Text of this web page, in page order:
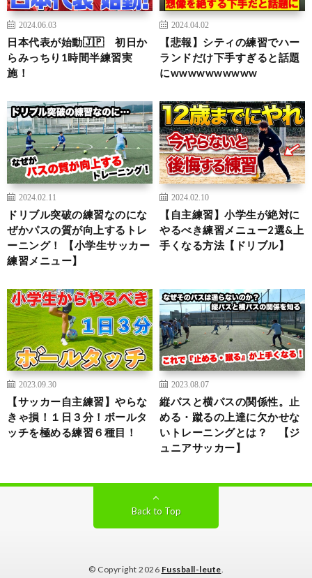
2024.06.03
日本代表が始動🇯🇵 初日か
らみっちり1時間半練習実
施！
2024.04.02
【悲報】シティの練習でハー
ランドだけ下手すぎると話題
にwwwwwwwwww
2024.02.11
ドリブル突破の練習なのにな
ぜかパスの質が向上するトレ
ーニング！ 【小学生サッカー
練習メニュー】
2024.02.10
【自主練習】小学生が絶対に
やるべき練習メニュー2選&上
手くなる方法【ドリブル】
2023.09.30
【サッカー自主練習】やらな
きゃ損！１日３分！ボールタ
ッチを極める練習６種目！
2023.08.07
縦パスと横パスの関係性。止
める・蹴るの上達に欠かせな
いトレーニングとは？ 【ジ
ュニアサッカー】
Back to Top
© Copyright 2026 Fussball-leute.